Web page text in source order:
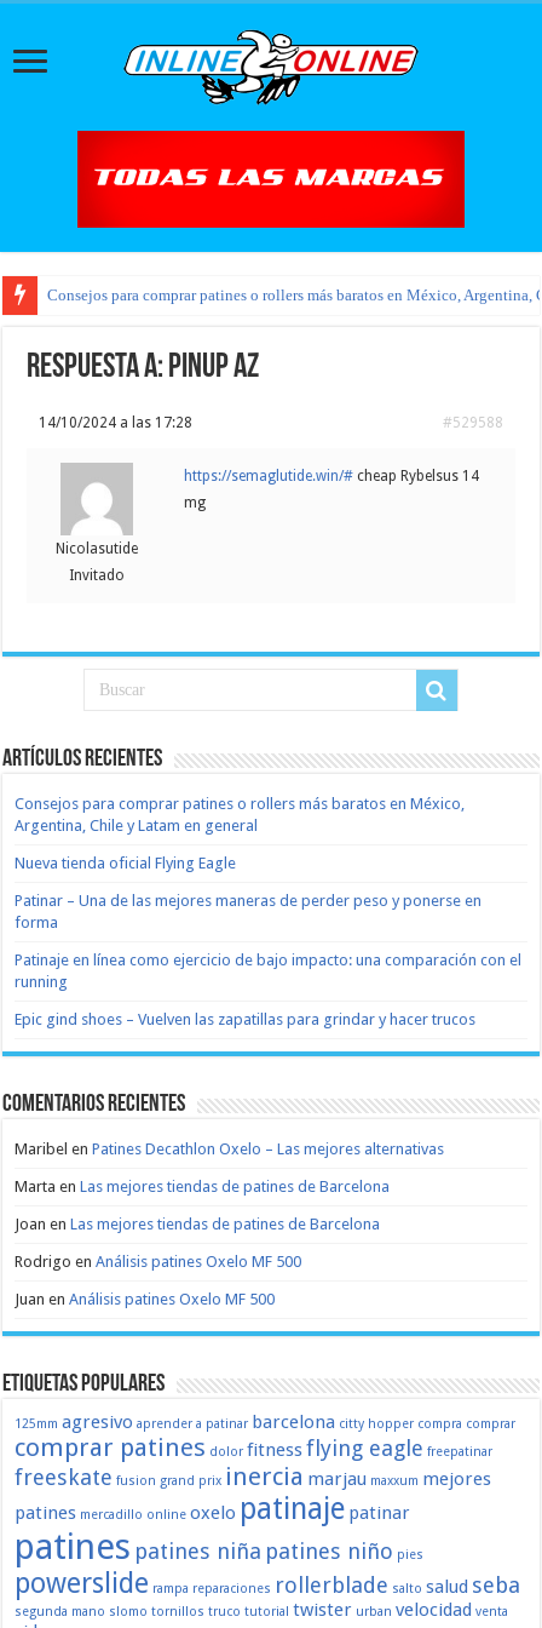
Consejos para comprar patines o rollers más baratos en México, Argentina,
Respuesta a: pinup az
14/10/2024 a las 17:28 #529588
Nicolasutide
Invitado
https://semaglutide.win/# cheap Rybelsus 14
mg
Artículos recientes
Consejos para comprar patines o rollers más baratos en México,
Argentina, Chile y Latam en general
Nueva tienda oficial Flying Eagle
Patinar – Una de las mejores maneras de perder peso y ponerse en
forma
Patinaje en línea como ejercicio de bajo impacto: una comparación con el
running
Epic gind shoes – Vuelven las zapatillas para grindar y hacer trucos
Comentarios recientes
Maribel enPatines Decathlon Oxelo – Las mejores alternativas
Marta enLas mejores tiendas de patines de Barcelona
Joan enLas mejores tiendas de patines de Barcelona
Rodrigo enAnálisis patines Oxelo MF 500
Juan enAnálisis patines Oxelo MF 500
Etiquetas populares
125mm agresivo aprender a patinar barcelona citty hopper compra comprar
comprar patines dolor fitnessflying eagle freepatinar
freeskate fusion grand prix inercia marjau maxxum mejores
patines mercadillo online oxelo patinaje patinar
patines patines niña patines niño pies
powerslide rampa reparaciones rollerblade salto salud seba
segunda mano slomo tornillos truco tutorial twister urban velocidad venta